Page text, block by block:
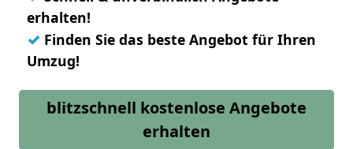
erhalten!
✓ Finden Sie das beste Angebot für Ihren
Umzug!
blitzschnell kostenlose Angebote
erhalten